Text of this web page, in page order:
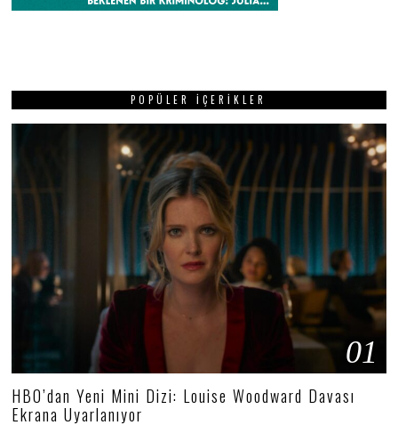
POPÜLER İÇERIKLER
01
HBO’dan Yeni Mini Dizi: Louise Woodward Davası
Ekrana Uyarlanıyor